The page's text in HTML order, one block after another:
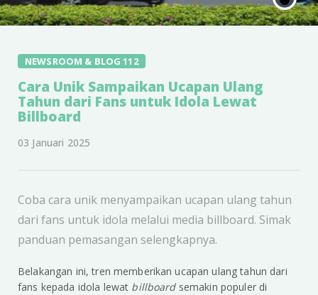
NEWSROOM & BLOG 112
Cara Unik Sampaikan Ucapan Ulang
Tahun dari Fans untuk Idola Lewat
Billboard
03 Januari 2025
Coba cara unik menyampaikan ucapan ulang tahun
dari fans untuk idola melalui media billboard. Simak
panduan pemasangan selengkapnya.
Belakangan ini, tren memberikan ucapan ulang tahun dari
fans kepada idola lewat billboard semakin populer di